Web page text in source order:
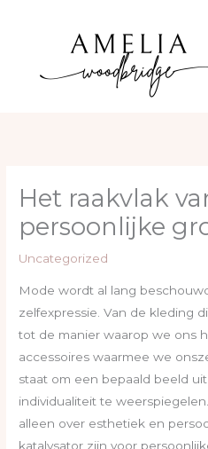
inhoud
Het raakvlak
persoonlijke
Uncategorized
Mode wordt al lang
zelfexpressie. Van de kleding
tot de manier waarop we ons
accessoires waarmee we
staat om een bepaald beeld
individualiteit te
alleen over esthetiek en
katalysator zijn voor